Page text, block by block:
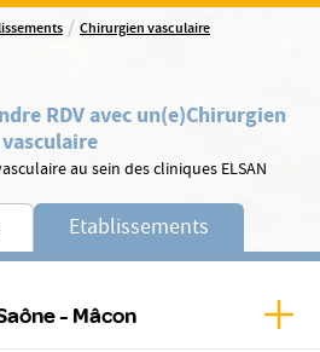
/ Chirurgien vasculaire
RDV avec un(e)Chirurgien
vasculaire
au sein des cliniques ELSAN
Etablissements
- Mâcon